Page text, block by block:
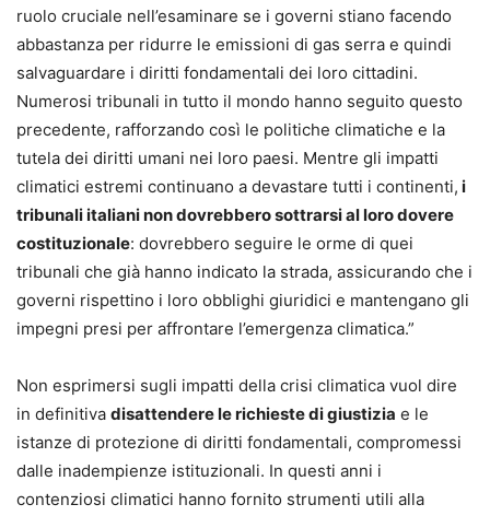
ruolo cruciale nell’esaminare se i governi stiano facendo
abbastanza per ridurre le emissioni di gas serra e quindi
salvaguardare i diritti fondamentali dei loro cittadini.
Numerosi tribunali in tutto il mondo hanno seguito questo
precedente, rafforzando così le politiche climatiche e la
tutela dei diritti umani nei loro paesi. Mentre gli impatti
climatici estremi continuano a devastare tutti i continenti, i
tribunali italiani non dovrebbero sottrarsi al loro dovere
costituzionale: dovrebbero seguire le orme di quei
tribunali che già hanno indicato la strada, assicurando che i
governi rispettino i loro obblighi giuridici e mantengano gli
impegni presi per affrontare l’emergenza climatica.”
Non esprimersi sugli impatti della crisi climatica vuol dire
in definitiva disattendere le richieste di giustizia e le
istanze di protezione di diritti fondamentali, compromessi
dalle inadempienze istituzionali. In questi anni i
contenziosi climatici hanno fornito strumenti utili alla